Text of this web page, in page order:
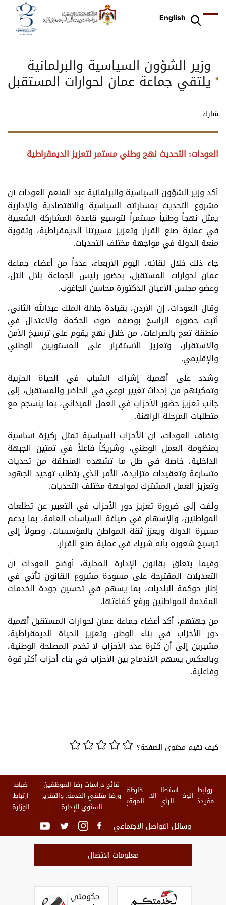
English
وزير الشؤون السياسية والبرلمانية
يلتقي جماعة عمان لحوارات المستقبل
شارك
العودات: التحديث نهج وطني مستمر لتعزيز الديمقراطية
أكد وزير الشؤون السياسية والبرلمانية عبد المنعم العودات أن
مشروع التحديث بمساراته السياسية والاقتصادية والإدارية
يمثل نهجاً وطنياً مستمراً لتوسيع قاعدة المشاركة الشعبية
في عملية صنع القرار وتعزيز مسيرتنا الديمقراطية، وتقوية
منعة الدولة في مواجهة مختلف التحديات.
‏جاء ذلك خلال لقائه، اليوم الأربعاء، عدداً من أعضاء جماعة
عمان لحوارات المستقبل، بحضور رئيس الجماعة بلال التل،
وعضو مجلس الأعيان الدكتورة محاسن الجاغوب.
‏وقال العودات، إن الأردن، بقيادة جلالة الملك عبدالله الثاني،
أثبت حضوره الراسخ بوصفه صوت الحكمة والاعتدال في
منطقة تعج بالصراعات، من خلال نهج يقوم على ترسيخ الأمن
والاستقرار، وتعزيز الاستقرار على المستويين الوطني
والإقليمي.
‏وشدد على أهمية إشراك الشباب في الحياة الحزبية
وتمكينهم من إحداث تغيير نوعي في الحاضر والمستقبل، إلى
جانب تعزيز حضور الأحزاب في العمل الميداني، بما ينسجم مع
متطلبات المرحلة الراهنة.
وأضاف العودات، إن الأحزاب السياسية تمثل ركيزة أساسية
بمنظومة العمل الوطني، وشريكاً فاعلاً في تمتين الجبهة
الداخلية، خاصة في ظل ما تشهده المنطقة من تحديات
متسارعة وتعقيدات متزايدة، الأمر الذي يتطلب توحيد الجهود
وتعزيز العمل المشترك لمواجهة مختلف التحديات.
‏ولفت إلى ضرورة تعزيز دور الأحزاب في التعبير عن تطلعات
المواطنين، والإسهام في صياغة السياسات العامة، بما يدعم
مسيرة الدولة ويعزز ثقة المواطن بالمؤسسات، وصولاً إلى
ترسيخ شعوره بأنه شريك في عملية صنع القرار.
‏وفيما يتعلق بقانون الإدارة المحلية، أوضح العودات أن
التعديلات المقترحة على مسودة مشروع القانون تأتي في
إطار حوكمة البلديات، بما يسهم في تحسين جودة الخدمات
المقدمة للمواطنين ورفع كفاءتها.
‏‏من جهتهم، أكد أعضاء جماعة عمان لحوارات المستقبل أهمية
دور الأحزاب في بناء الوطن وتعزيز الحياة الديمقراطية،
مشيرين إلى أن كثرة عدد الأحزاب لا تخدم المصلحة الوطنية،
وبالعكس يسهم الاندماج بين الأحزاب في بناء أحزاب أكثر قوة
وفاعلية.
كيف تقيم محتوى الصفحة؟
روابط
مفيدة الوظائفاستطلاع
الرأي الاخبارخارطة
الموقع
نتائج دراسات رضا الموظفين
ورضا متلقي الخدمة. والتقرير
السنوي للإدارة
ضباط
ارتباط
الوزارة
وسائل التواصل الاجتماعي
معلومات الاتصال